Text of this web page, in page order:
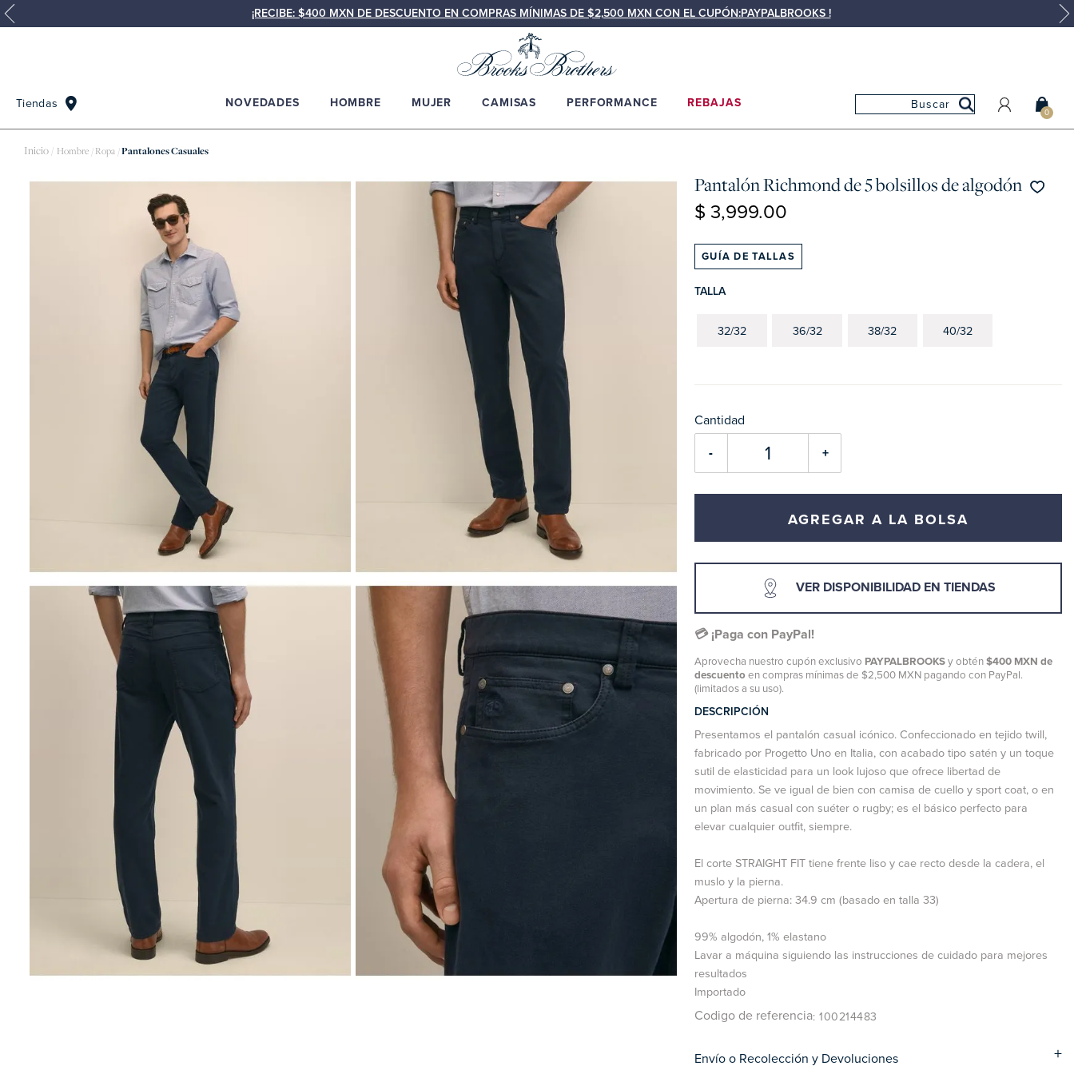
¡RECIBE: $400 MXN DE DESCUENTO EN COMPRAS MÍNIMAS DE $2,500 MXN CON EL CUPÓN:PAYPALBROOKS !
Tiendas
0
NOVEDADES HOMBRE MUJER CAMISAS PERFORMANCE REBAJAS
Hombre Ropa Pantalones Casuales
Pantalón Richmond de 5 bolsillos de algodón
$ 3,999.00
GUÍA DE TALLAS
TALLA
32/32 36/32 38/32 40/32
Cantidad
+
-
AGREGAR A LA BOLSA
VER DISPONIBILIDAD EN TIENDAS
💳 ¡Paga con PayPal!
Aprovecha nuestro cupón exclusivo PAYPALBROOKSy obtén$400 MXN de
descuento en compras mínimas de $2,500 MXN pagando con PayPal.
(limitados a su uso).
DESCRIPCIÓN
Presentamos el pantalón casual icónico. Confeccionado en tejido twill,
fabricado por Progetto Uno en Italia, con acabado tipo satén y un toque
sutil de elasticidad para un look lujoso que ofrece libertad de
movimiento. Se ve igual de bien con camisa de cuello y sport coat, o en
un plan más casual con suéter o rugby; es el básico perfecto para
elevar cualquier outfit, siempre.
El corte STRAIGHT FIT tiene frente liso y cae recto desde la cadera, el
muslo y la pierna.
Apertura de pierna: 34.9 cm (basado en talla 33)
99% algodón, 1% elastano
Lavar a máquina siguiendo las instrucciones de cuidado para mejores
resultados
Importado
Codigo de referencia: 100214483
Envío o Recolección y Devoluciones